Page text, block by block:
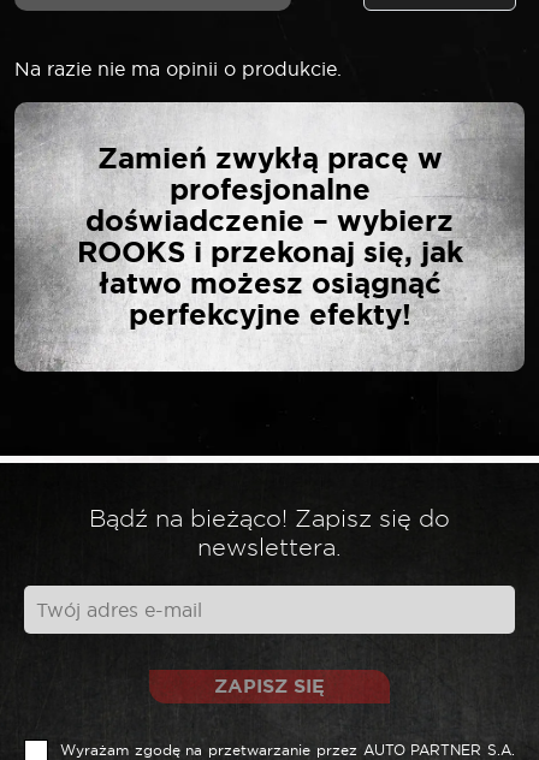
Na razie nie ma opinii o produkcie.
NAPISZ PIERWSZĄ
OPINIĘ O „ROOKS
SZCZOTKA INOX DO
WTRYSKÓW TYP 20 L
350 MM”
Twój adres email nie zostanie opublikowany.
Twoja opinia *
Zamień zwykłą pracę w
profesjonalne
doświadczenie – wybierz
ROOKS i przekonaj się, jak
łatwo możesz osiągnąć
perfekcyjne efekty!
Bądź na bieżąco! Zapisz się do
newslettera.
ZAPISZ SIĘ
Wyrażam zgodę na przetwarzanie przez AUTO PARTNER S.A.